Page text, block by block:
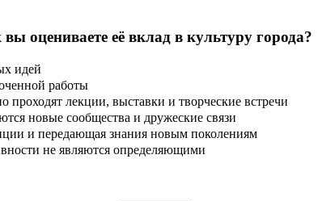
оцениваете её вклад в культуру города?
идей
работы
проходят лекции, выставки и творческие встречи
новые сообщества и дружеские связи
и передающая знания новым поколениям
не являются определяющими